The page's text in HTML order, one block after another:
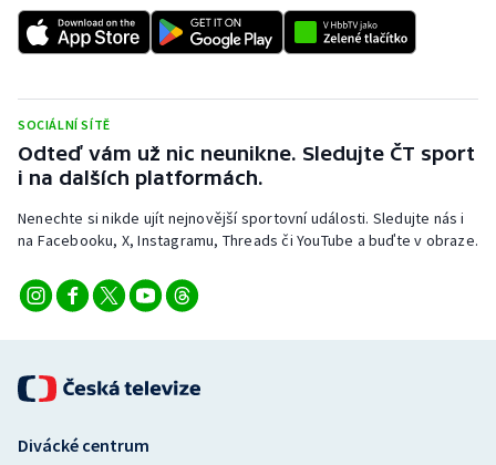
Short track
Stolní tenis
Triatlon
Veslování
Vodní slalom
Ostatní
SOCIÁLNÍ SÍTĚ
Odteď vám už nic neunikne. Sledujte ČT sport
i na dalších platformách.
Nenechte si nikde ujít nejnovější sportovní události. Sledujte nás i
na Facebooku, X, Instagramu, Threads či YouTube a buďte v obraze.
Divácké centrum